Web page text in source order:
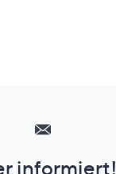
informiert!